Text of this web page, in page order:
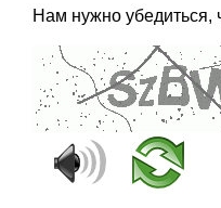
Нам нужно убедиться,